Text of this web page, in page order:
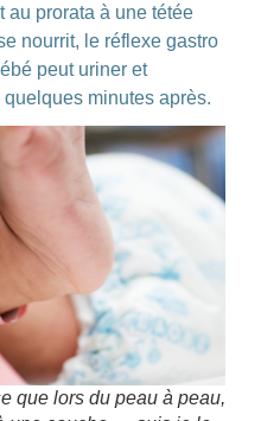
au prorata à une tétée
nourrit, le réflexe gastro
peut uriner et
minutes après.
que lors du peau à peau,